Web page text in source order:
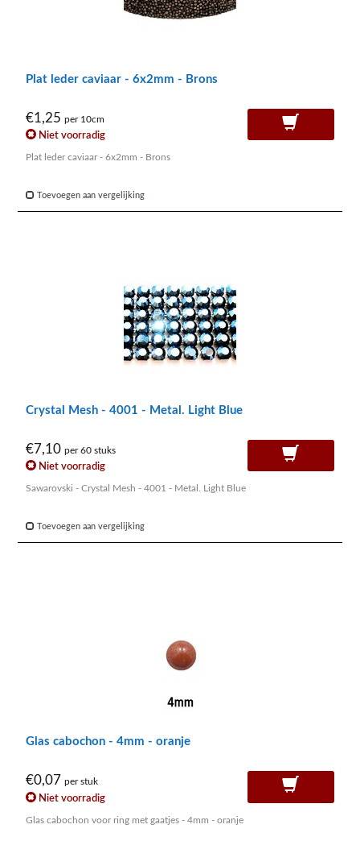
Plat leder caviaar - 6x2mm - Brons
€1,25 per 10cm
Niet voorradig
Plat leder caviaar - 6x2mm - Brons
Toevoegen aan vergelijking
Crystal Mesh - 4001 - Metal. Light Blue
€7,10 per 60 stuks
Niet voorradig
Sawarovski - Crystal Mesh - 4001 - Metal. Light Blue
Toevoegen aan vergelijking
Glas cabochon - 4mm - oranje
€0,07 per stuk
Niet voorradig
Glas cabochon voor ring met gaatjes - 4mm - oranje